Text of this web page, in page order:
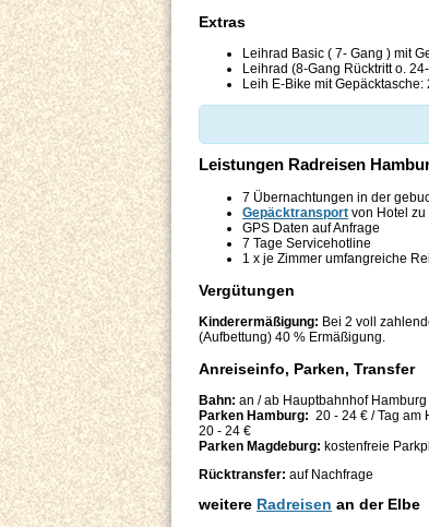
Extras
Leihrad Basic ( 7- Gang ) mit
Leihrad (8-Gang Rücktritt o.
Leih E-Bike mit Gepäcktasche:
Leistungen Radreisen
7 Übernachtungen in der
Gepäcktransport von Hotel zu
GPS Daten auf Anfrage
7 Tage Servicehotline
1 x je Zimmer umfangreiche
Vergütungen
Kinderermäßigung: Bei 2 voll
(Aufbettung) 40 % Ermäßigung.
Anreiseinfo, Parken, Transfer
Bahn: an / ab Hauptbahnhof
Parken Hamburg: 20 - 24 € / Tag am
20 - 24 €
Parken Magdeburg: kostenfreie
Rücktransfer: auf Nachfrage
weitere Radreisen an der Elbe